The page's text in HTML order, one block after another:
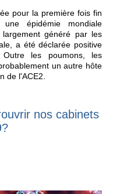
pour la première fois fin
épidémie mondiale
généré par les
a été déclarée positive
Outre les poumons, les
un autre hôte
de l'ACE2.
nos cabinets